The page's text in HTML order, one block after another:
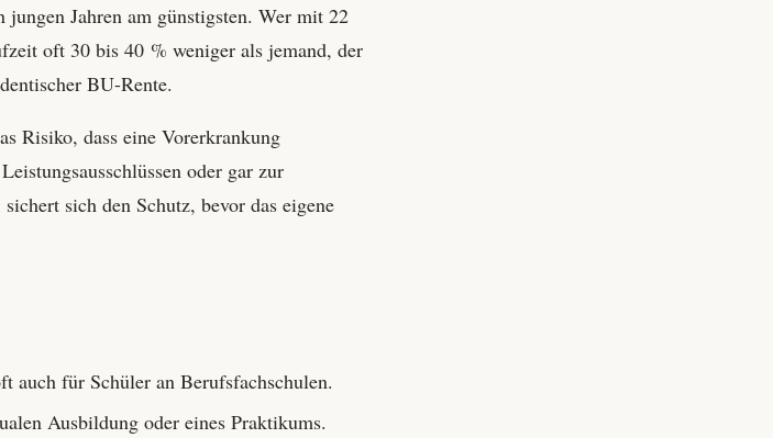
Jahren am günstigsten. Wer mit 22
oft 30 bis 40 % weniger als jemand, der
BU-Rente.
Risiko, dass eine Vor­erkrankung
oder gar zur
sich den Schutz, bevor das eigene
für Schüler an Berufs­fach­schulen.
Ausbildung oder eines Praktikums.